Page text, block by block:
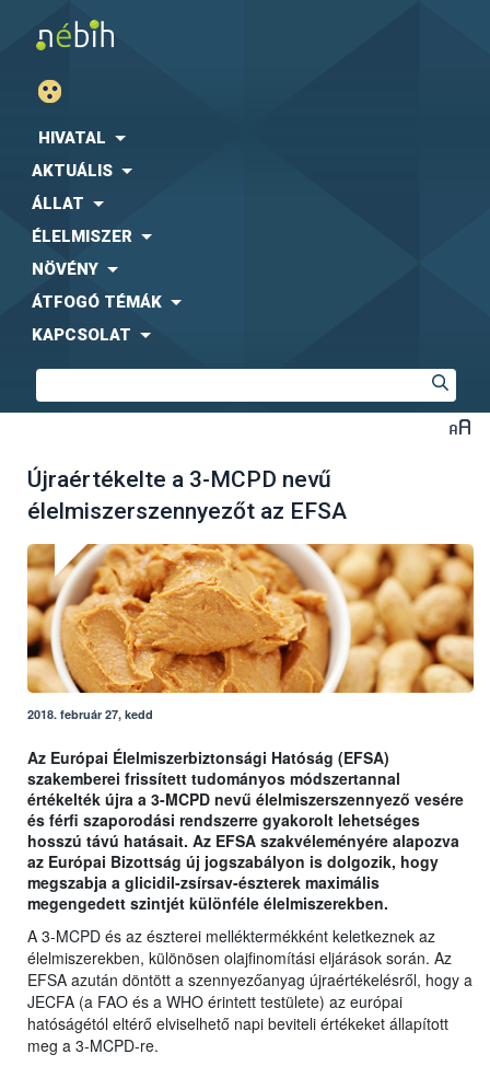
HIVATAL
AKTUÁLIS
ÁLLAT
ÉLELMISZER
NÖVÉNY
ÁTFOGÓ TÉMÁK
KAPCSOLAT
Újraértékelte a 3-MCPD nevű
élelmiszerszennyezőt az EFSA
2018. február 27, kedd
Az Európai Élelmiszerbiztonsági Hatóság (EFSA)
szakemberei frissített tudományos módszertannal
értékelték újra a 3-MCPD nevű élelmiszerszennyező vesére
és férfi szaporodási rendszerre gyakorolt lehetséges
hosszú távú hatásait. Az EFSA szakvéleményére alapozva
az Európai Bizottság új jogszabályon is dolgozik, hogy
megszabja a glicidil-zsírsav-észterek maximális
megengedett szintjét különféle élelmiszerekben.
A 3-MCPD és az észterei melléktermékként keletkeznek az
élelmiszerekben, különösen olajfinomítási eljárások során. Az
EFSA azután döntött a szennyezőanyag újraértékelésről, hogy a
JECFA (a FAO és a WHO érintett testülete) az európai
hatóságétól eltérő elviselhető napi beviteli értékeket állapított
meg a 3-MCPD-re.